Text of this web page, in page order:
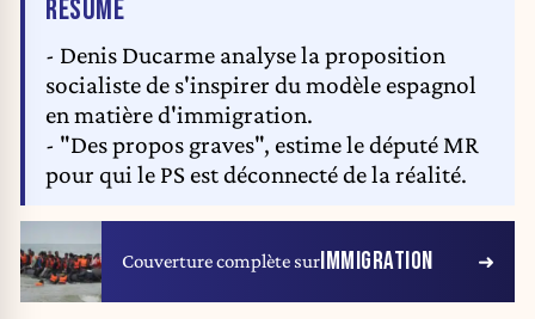
RÉSUMÉDE L'ARTICLE
- Denis Ducarme analyse la proposition
socialiste de s'inspirer du modèle espagnol
en matière d'immigration.
- "Des propos graves", estime le député MR
pour qui le PS est déconnecté de la réalité.
Couverture complète surIMMIGRATION